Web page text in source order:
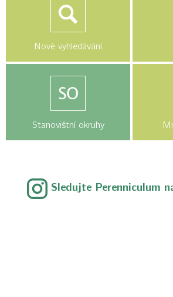
Nové vyhledávání
Stanovištní okruhy
Sledujte Perenniculum